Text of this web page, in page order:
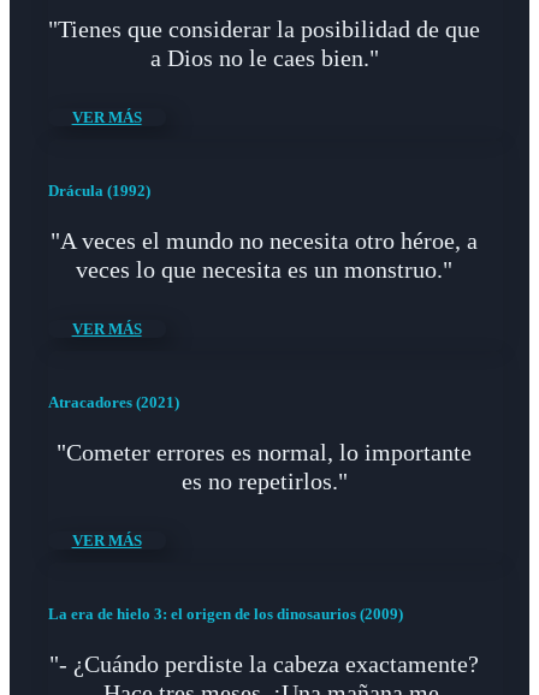
"Tienes que considerar la posibilidad de que
a Dios no le caes bien."
VER MÁS
Drácula (1992)
"A veces el mundo no necesita otro héroe, a
veces lo que necesita es un monstruo."
VER MÁS
Atracadores (2021)
"Cometer errores es normal, lo importante
es no repetirlos."
VER MÁS
La era de hielo 3: el origen de los dinosaurios (2009)
"- ¿Cuándo perdiste la cabeza exactamente?